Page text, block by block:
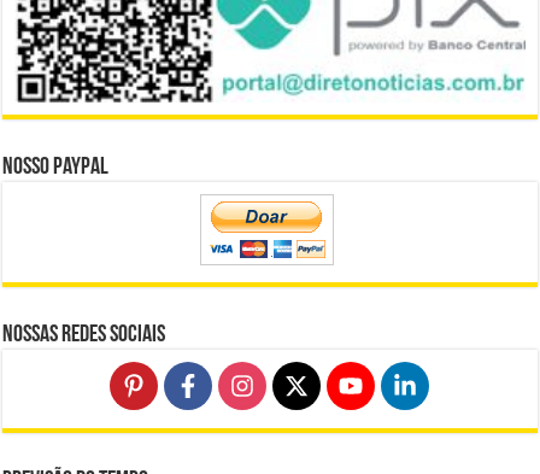
Nosso Paypal
Nossas Redes Sociais